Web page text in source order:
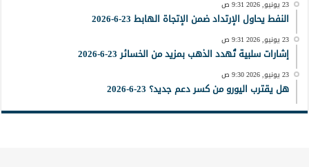
23 يونيو, 2026 9:31 ص
النفط يحاول الإرتداد ضمن الإتجاة الهابط 23-6-2026
23 يونيو, 2026 9:31 ص
إشارات سلبية تُهدد الذهب بمزيد من الخسائر 23-6-2026
23 يونيو, 2026 9:30 ص
هل يقترب اليورو من كسر دعم جديد؟ 23-6-2026